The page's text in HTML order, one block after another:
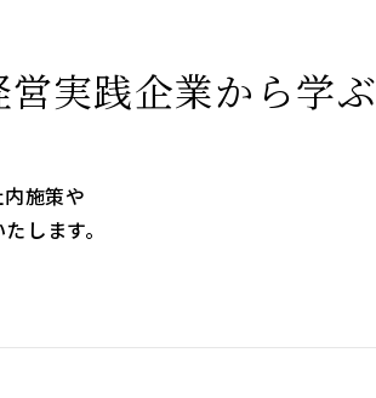
実践企業から学ぶ
施策や
します。